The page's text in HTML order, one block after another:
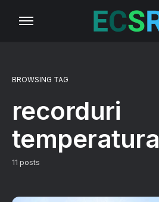
BROWSING TAG
recorduri
temperatura
11 posts